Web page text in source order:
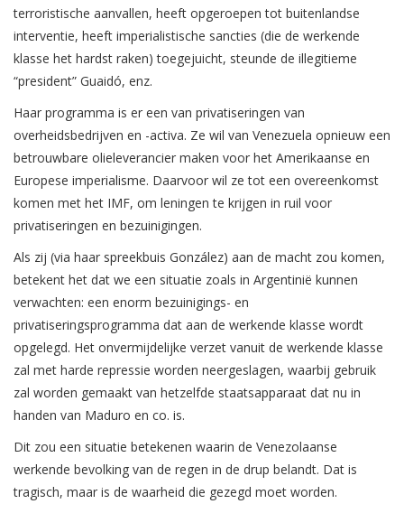
terroristische aanvallen, heeft opgeroepen tot buitenlandse
interventie, heeft imperialistische sancties (die de werkende
klasse het hardst raken) toegejuicht, steunde de illegitieme
“president” Guaidó, enz.
Haar programma is er een van privatiseringen van
overheidsbedrijven en -activa. Ze wil van Venezuela opnieuw een
betrouwbare olieleverancier maken voor het Amerikaanse en
Europese imperialisme. Daarvoor wil ze tot een overeenkomst
komen met het IMF, om leningen te krijgen in ruil voor
privatiseringen en bezuinigingen.
Als zij (via haar spreekbuis González) aan de macht zou komen,
betekent het dat we een situatie zoals in Argentinië kunnen
verwachten: een enorm bezuinigings- en
privatiseringsprogramma dat aan de werkende klasse wordt
opgelegd. Het onvermijdelijke verzet vanuit de werkende klasse
zal met harde repressie worden neergeslagen, waarbij gebruik
zal worden gemaakt van hetzelfde staatsapparaat dat nu in
handen van Maduro en co. is.
Dit zou een situatie betekenen waarin de Venezolaanse
werkende bevolking van de regen in de drup belandt. Dat is
tragisch, maar is de waarheid die gezegd moet worden.